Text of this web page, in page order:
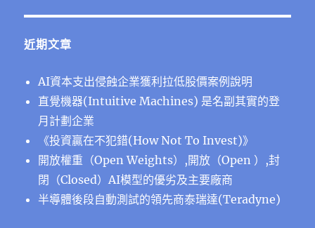
近期文章
AI資本支出侵蝕企業獲利拉低股價案例說明
直覺機器(Intuitive Machines) 是名副其實的登
月計劃企業
《投資贏在不犯錯(How Not To Invest)》
開放權重（Open Weights）,開放（Open ）,封
閉（Closed）AI模型的優劣及主要廠商
半導體後段⾃動測試的領先商泰瑞達(Teradyne)